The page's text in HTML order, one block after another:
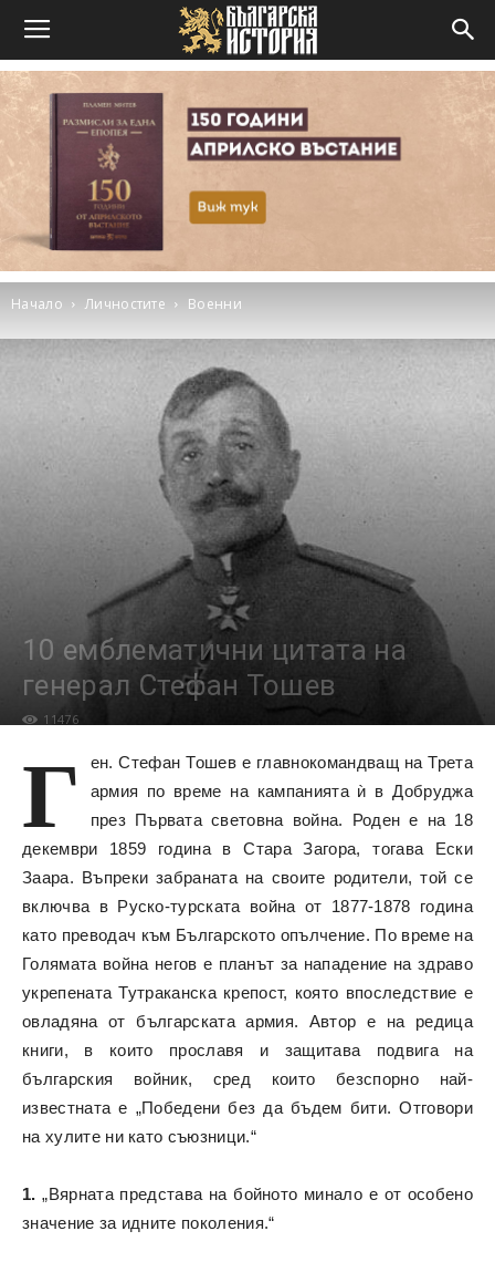
Начало Личностите Военни
10 емблематични цитата на
генерал Стефан Тошев
11476
Г
ен. Стефан Тошев е главнокомандващ на Трета
армия по време на кампанията ѝ в Добруджа
през Първата световна война. Роден е на 18
декември 1859 година в Стара Загора, тогава Ески
Заара. Въпреки забраната на своите родители, той се
включва в Руско-турската война от 1877-1878 година
като преводач към Българското опълчение. По време на
Голямата война негов е планът за нападение на здраво
укрепенатаТутраканска крепост, която впоследствие е
овладяна от българската армия. Автор е на редица
книги, в които прославя и защитава подвига на
българския войник, сред които безспорно най-
известната е „Победени без да бъдем бити. Отговори
на хулите ни като съюзници.“
1.„Вярната представа на бойното минало е от особено
значение за идните поколения.“